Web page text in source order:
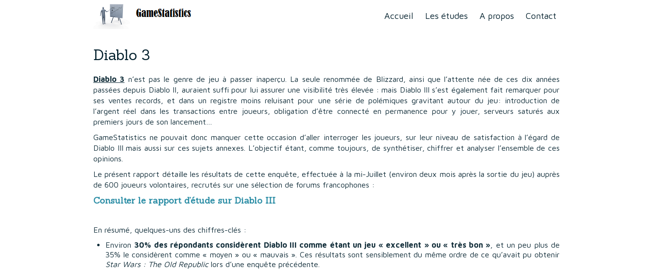
Accueil Les études A propos Contact
Diablo 3
Diablo 3 n’est pas le genre de jeu à passer inaperçu. La seule renommée de Blizzard, ainsi que l’attente née de ces dix années
passées depuis Diablo II, auraient suffi pour lui assurer une visibilité très élevée : mais Diablo III s’est également fait remarquer pour
ses ventes records, et dans un registre moins reluisant pour une série de polémiques gravitant autour du jeu: introduction de
l’argent réel dans les transactions entre joueurs, obligation d’être connecté en permanence pour y jouer, serveurs saturés aux
premiers jours de son lancement…
GameStatistics ne pouvait donc manquer cette occasion d’aller interroger les joueurs, sur leur niveau de satisfaction à l’égard de
Diablo III mais aussi sur ces sujets annexes. L’objectif étant, comme toujours, de synthétiser, chiffrer et analyser l’ensemble de ces
opinions.
Le présent rapport détaille les résultats de cette enquête, effectuée à la mi-Juillet (environ deux mois après la sortie du jeu) auprès
de 600 joueurs volontaires, recrutés sur une sélection de forums francophones :
Consulter le rapport d’étude sur Diablo III
En résumé, quelques-uns des chiffres-clés :
Environ 30% des répondants considèrent Diablo III comme étant un jeu « excellent » ou « très bon » , et un peu plus de
35% le considèrent comme « moyen » ou « mauvais ». Ces résultats sont sensiblement du même ordre de ce qu’avait pu obtenir
Star Wars : The Old Republiclors d’une enquête précédente.